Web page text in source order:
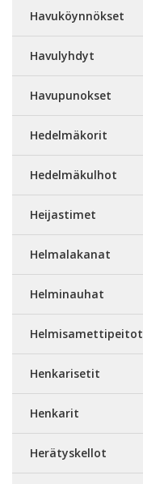
Havuköynnökset
Havulyhdyt
Havupunokset
Hedelmäkorit
Hedelmäkulhot
Heijastimet
Helmalakanat
Helminauhat
Helmisamettipeitot
Henkarisetit
Henkarit
Herätyskellot